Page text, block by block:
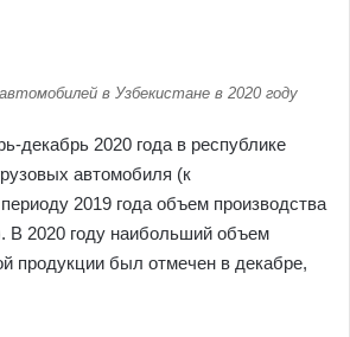
в Узбекистане в 2020 году
декабрь 2020 года в республике
автомобиля (к
2019 года объем производства
В 2020 году наибольший объем
продукции был отмечен в декабре,